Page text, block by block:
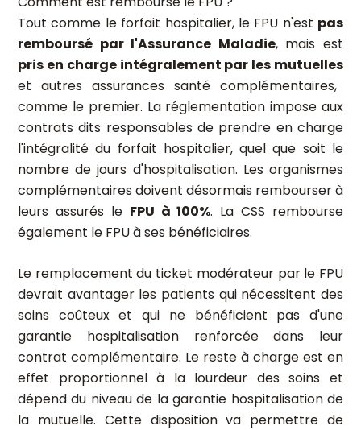
Tout comme le forfait hospitalier, le FPU n'est pas
remboursé par l'Assurance Maladie, mais est
pris en charge intégralement par les mutuelles
et autres assurances santé complémentaires,
comme le premier. La réglementation impose aux
contrats dits responsables de prendre en charge
l'intégralité du forfait hospitalier, quel que soit le
nombre de jours d'hospitalisation. Les organismes
complémentaires doivent désormais rembourser à
leurs assurés le FPU à 100%. La CSS rembourse
également le FPU à ses bénéficiaires.
Le remplacement du ticket modérateur par le FPU
devrait avantager les patients qui nécessitent des
soins coûteux et qui ne bénéficient pas d'une
garantie hospitalisation renforcée dans leur
contrat complémentaire. Le reste à charge est en
effet proportionnel à la lourdeur des soins et
dépend du niveau de la garantie hospitalisation de
la mutuelle. Cette disposition va permettre de